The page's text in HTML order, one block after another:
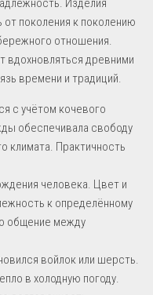
Изделия
поколения к поколению
отношения.
древними
времени и традиций.
с учётом кочевого
обеспечивала свободу
климата. Практичность
человека. Цвет и
к определённому
общение между
войлок или шерсть.
в холодную погоду.